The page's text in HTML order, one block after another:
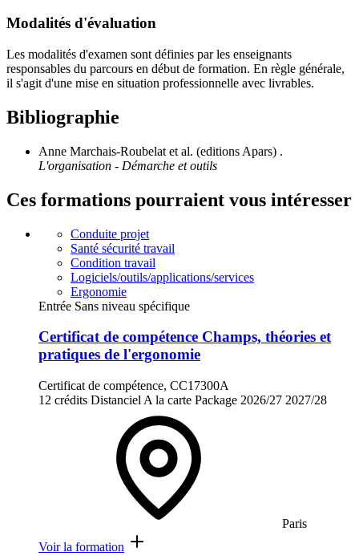
Modalités d'évaluation
Les modalités d'examen sont définies par les enseignants
responsables du parcours en début de formation. En règle générale,
il s'agit d'une mise en situation professionnelle avec livrables.
Bibliographie
Anne Marchais-Roubelat et al. (editions Apars) .
L'organisation - Démarche et outils
Ces formations pourraient vous intéresser
Conduite projet
Santé sécurité travail
Condition travail
Logiciels/outils/applications/services
Ergonomie
Entrée Sans niveau spécifique
Certificat de compétence Champs, théories et
pratiques de l'ergonomie
Certificat de compétence, CC17300A
12 crédits Distanciel A la carte Package 2026/27 2027/28
Paris
Voir la formation